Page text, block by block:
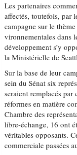
Les partenaires
affectés, toutefois, par
campagne sur le
vironnementales dans
développement s’y
la Ministérielle de
Sur la base de leur
sein du Sénat six
seraient remplacés
réformes en matière
Chambre des
libre-échange, 16 ont
véritables opposants.
commerciale passées